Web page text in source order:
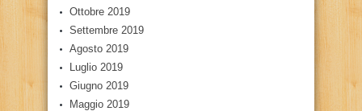
Ottobre 2019
Settembre 2019
Agosto 2019
Luglio 2019
Giugno 2019
Maggio 2019